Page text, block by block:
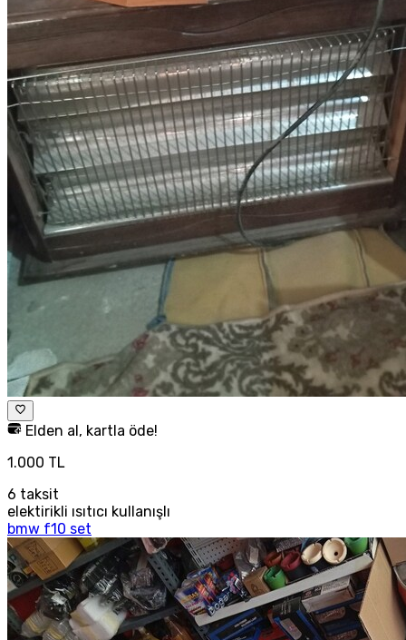
Elden al, kartla öde!
1.000 TL
6 taksit
elektirikli ısıtıcı kullanışlı
bmw f10 set